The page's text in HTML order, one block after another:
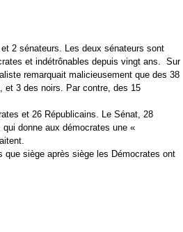
2 sénateurs. Les deux sénateurs sont
et indétrônables depuis vingt ans. Sur
remarquait malicieusement que des 38
et 3 des noirs. Par contre, des 15
et 26 Républicains. Le Sénat, 28
donne aux démocrates une «
que siège après siège les Démocrates ont